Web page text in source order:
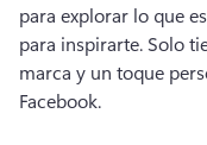
para explorar lo que
para inspirarte. Solo
marca y un toque
Facebook.